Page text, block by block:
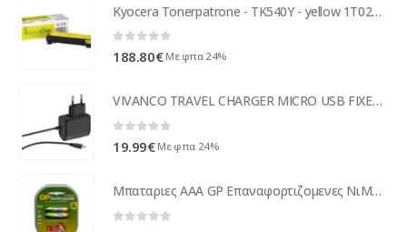
Kyocera Tonerpatrone - TK540Y - yellow 1T02HLAEU0
0 out of 5
188.80€ Με φπα 24%
VIVANCO TRAVEL CHARGER MICRO USB FIXED 2.4A black
0 out of 5
19.99€ Με φπα 24%
Μπαταριες AAA GP Επαναφορτιζομενες ΝιΜΗ 950mAh (2 τεμ)